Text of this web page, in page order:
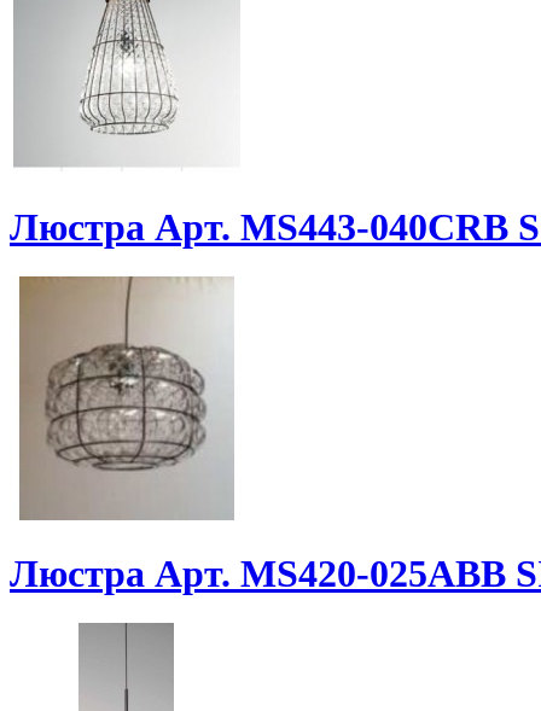
Люстра Арт. MS443-040CRB
Люстра Арт. MS420-025ABB